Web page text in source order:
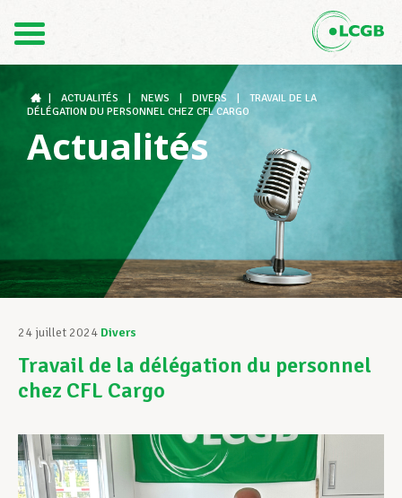
DE
Le LCGB
Structures syndicales
Assistance au Travail
Vos droits
Assistance en vie privée
ACTUALITÉS NEWS DIVERS
TRAVAIL DE LA
DÉLÉGATION DU PERSONNEL CHEZ CFL CARGO
Actualités
24 juillet 2024 Divers
Travail de la délégation du personnel
chez CFL Cargo